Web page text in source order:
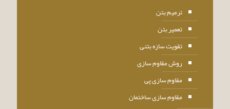
ترمیم بتن
تعمیر بتن
تقویت سازه بتنی
روش مقاوم سازی
مقاوم سازی پی
مقاوم سازی ساختمان